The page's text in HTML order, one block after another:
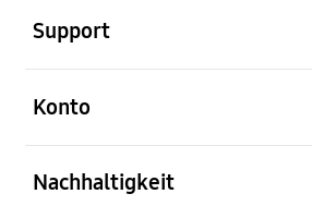
Support
Konto
Nachhaltigkeit